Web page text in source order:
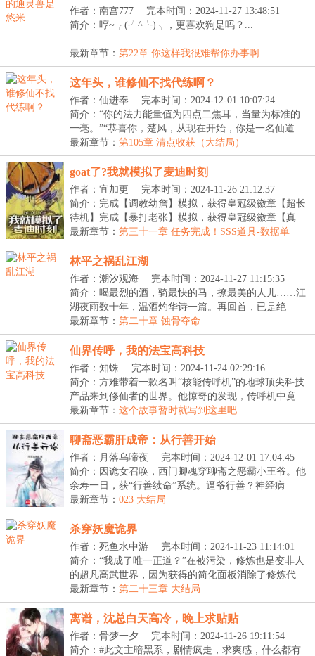
作者：南宫777
完本时间：2024-11-27 13:48:51
简介：哼~╭(╯^╰)╮，更喜欢狗是吗？...
最新章节： 第22章 你这样我很难帮你办事啊
这年头，谁修仙不找代练啊？
作者：仙进奉
完本时间：2024-12-01 10:07:24
简介：“你的法力能量值为四点二焦耳，当量为标准的
一毫。”“恭喜你，楚风，从现在开始，你是一名仙道
联...
最新章节： 第105章 清点收获（大结局）
goat了?我就模拟了麦迪时刻
作者：宜加更
完本时间：2024-11-26 21:12:37
简介：完成【调教幼詹】模拟，获得皇冠级徽章【超长
待机】完成【暴打老张】模拟，获得皇冠级徽章【真
·GO...
最新章节： 第三十一章 任务完成！SSS道具-数据单
林平之祸乱江湖
作者：潮汐观海
完本时间：2024-11-27 11:15:35
简介：喝最烈的酒，骑最快的马，撩最美的人儿……江
湖夜雨数十年，温酒灼华诗一篇。再回首，已是绝
巅。...
最新章节： 第二十章 蚀骨夺命
仙界传呼，我的法宝高科技
作者：知蛛
完本时间：2024-11-24 02:29:16
简介：方难带着一款名叫“核能传呼机”的地球顶尖科技
产品来到修仙者的世界。他惊奇的发现，传呼机中竟
然...
最新章节： 这个故事暂时就写到这里吧
聊斋恶霸肝成帝：从行善开始
作者：月落乌啼夜
完本时间：2024-12-01 17:04:45
简介：因诡女召唤，西门卿魂穿聊斋之恶霸小王爷。他
余寿一日，获“行善续命”系统。逼爷行善？神经病
吗？...
最新章节： 023 大结局
杀穿妖魔诡界
作者：死鱼水中游
完本时间：2024-11-23 11:14:01
简介：“我成了唯一正道？”在被污染，修炼也是变非人
的超凡高武世界，因为获得的简化面板消除了修炼代
价...
最新章节： 第二十三章 大结局
离谱，沈总白天高冷，晚上求贴贴
作者：骨梦一夕
完本时间：2024-11-26 19:11:54
简介：#此文主暗黑系，剧情疯走，求爽感，什么都有